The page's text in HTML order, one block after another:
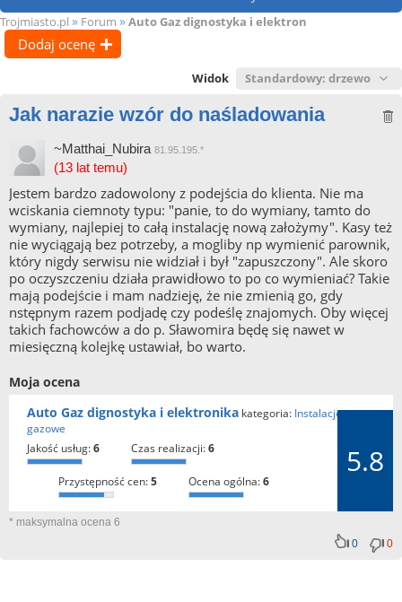
Trojmiasto.pl » Forum » Auto Gaz dignostyka i elektron
Dodaj ocenę
Widok
Jak narazie wzór do naśladowania
~Matthai_Nubira 81.95.195.*
(13 lat temu)
Jestem bardzo zadowolony z podejścia do klienta. Nie ma
wciskania ciemnoty typu: "panie, to do wymiany, tamto do
wymiany, najlepiej to całą instalację nową założymy". Kasy też
nie wyciągają bez potrzeby, a mogliby np wymienić parownik,
który nigdy serwisu nie widział i był "zapuszczony". Ale skoro
po oczyszczeniu działa prawidłowo to po co wymieniać? Takie
mają podejście i mam nadzieję, że nie zmienią go, gdy
nstępnym razem podjadę czy podeślę znajomych. Oby więcej
takich fachowców a do p. Sławomira będę się nawet w
miesięczną kolejkę ustawiał, bo warto.
Moja ocena
Auto Gaz dignostyka i elektronika kategoria: Instalacje
gazowe
jakość usług:6 czas realizacji:6
przystępność cen:5 ocena ogólna:6
5.8
* maksymalna ocena 6
0
0